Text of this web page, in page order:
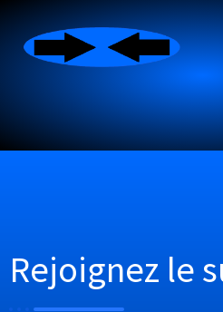
Rejoignez le